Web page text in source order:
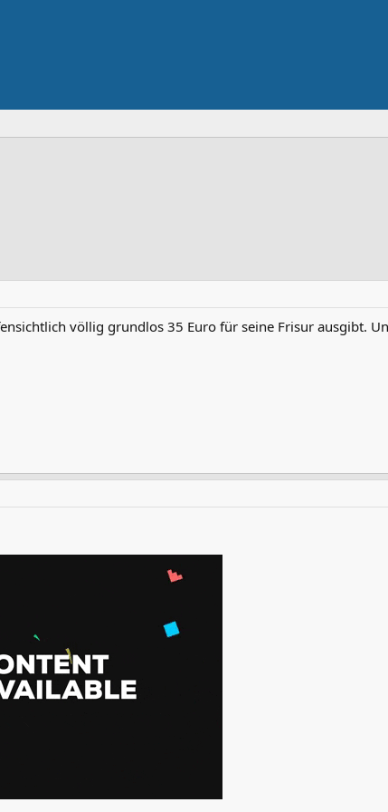
völlig grundlos 35 Euro für seine Frisur ausgibt.